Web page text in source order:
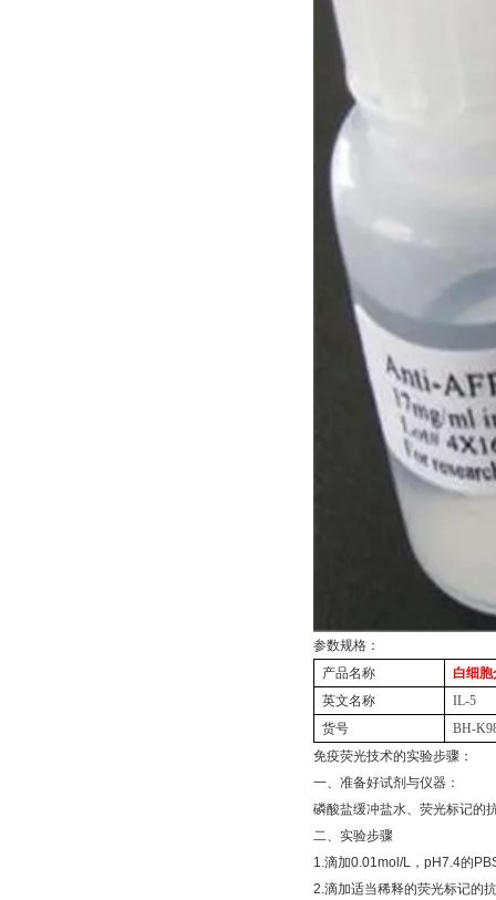
参数规格：
产品名称
白细胞
英文名称
IL-5
货号
BH-
免疫荧光技术的实验步骤：
一、准备好试剂与仪器：
磷酸盐缓冲盐水、荧光标记的
二、实验步骤
1.滴加0.01mol/L ， pH7.4的
2.滴加适当稀释的荧光标记的